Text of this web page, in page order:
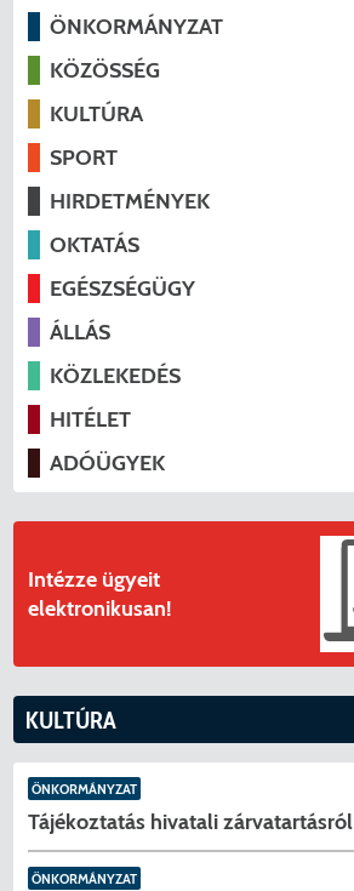
ÖNKORMÁNYZAT
KÖZÖSSÉG
KULTÚRA
SPORT
HIRDETMÉNYEK
OKTATÁS
EGÉSZSÉGÜGY
ÁLLÁS
KÖZLEKEDÉS
HITÉLET
ADÓÜGYEK
Intézze ügyeit
elektronikusan!
KULTÚRA
ÖNKORMÁNYZAT
Tájékoztatás hivatali zárvatartásról
ÖNKORMÁNYZAT